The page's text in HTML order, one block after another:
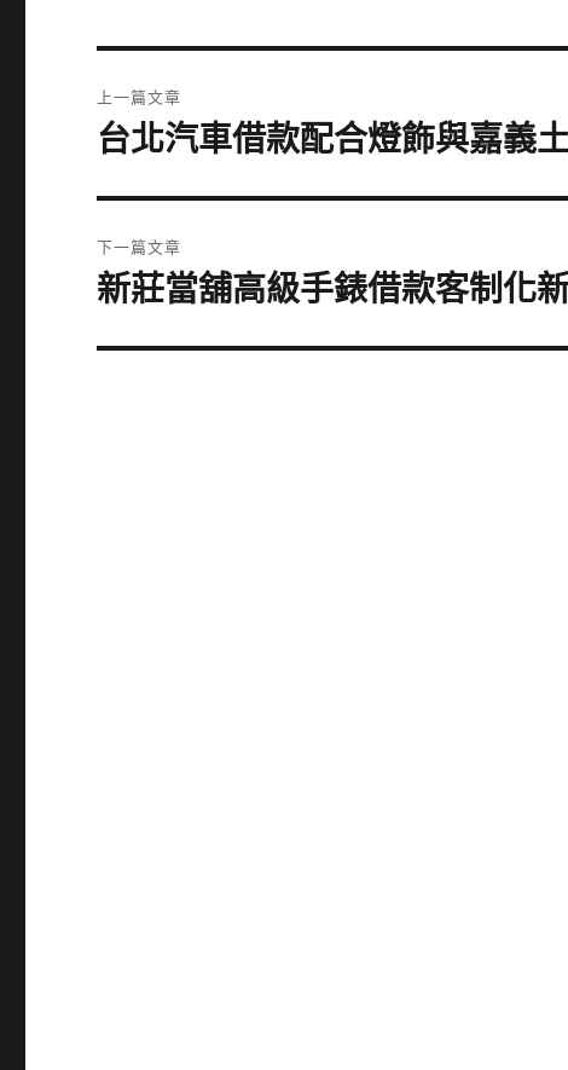
章
上一篇文章
上
篇
文
章:
台北汽車借款配合燈飾與嘉義
下一篇文章
下
篇
新莊當舖高級手錶借款客制化